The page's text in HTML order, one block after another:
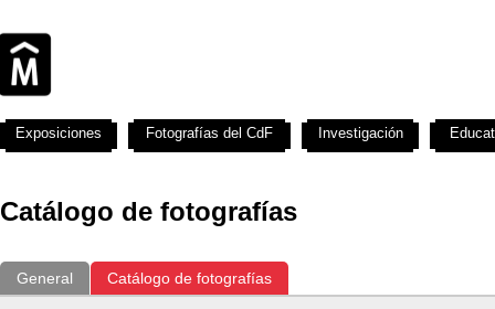
Catálogo de fotografías
General Catálogo de fotografías
Exposiciones Fotografías del CdF Investigación